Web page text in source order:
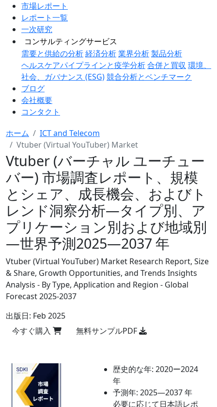
市場レポート
レポート一覧
一次研究
コンサルティングサービス
需要と供給の分析経済分析業界分析製品分析
ヘルスケアパイプラインと疫学分析合併と買収 環境、
社会、ガバナンス (ESG)競合分析とベンチマーク
ブログ
会社概要
コンタクト
ホーム
ICT and Telecom
Vtuber (Virtual YouTuber) Market
Vtuber (バーチャル ユーチュー
バー) 市場調査レポート、規模
とシェア、成長機会、およびト
レンド洞察分析―タイプ別、ア
プリケーション別および地域別
―世界予測2025―2037 年
Vtuber (Virtual YouTuber) Market Research Report, Size
& Share, Growth Opportunities, and Trends Insights
Analysis - By Type, Application and Region - Global
Forecast 2025-2037
出版日: Feb 2025
今すぐ購入
無料サンプルPDF
歴史的な年: 2020ー2024
年
予測年: 2025―2037 年
必要に応じて日本語レポ